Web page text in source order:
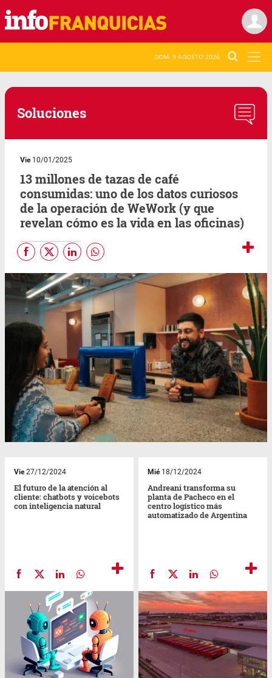
DOM. 9 AGOSTO 2026
Soluciones
Vie10/01/2025
13 millones de tazas de café
consumidas: uno de los datos curiosos
de la operación de WeWork (y que
revelan cómo es la vida en las oficinas)
Vie27/12/2024
El futuro de la atención al
cliente: chatbots y voicebots
con inteligencia natural
Mié18/12/2024
Andreani transforma su
planta de Pacheco en el
centro logístico más
automatizado de Argentina